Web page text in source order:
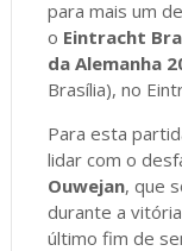
para mais um
o Eintracht
da Alemanha
Brasília), no
Para esta
lidar com o
Ouwejan, que
durante a
último fim de